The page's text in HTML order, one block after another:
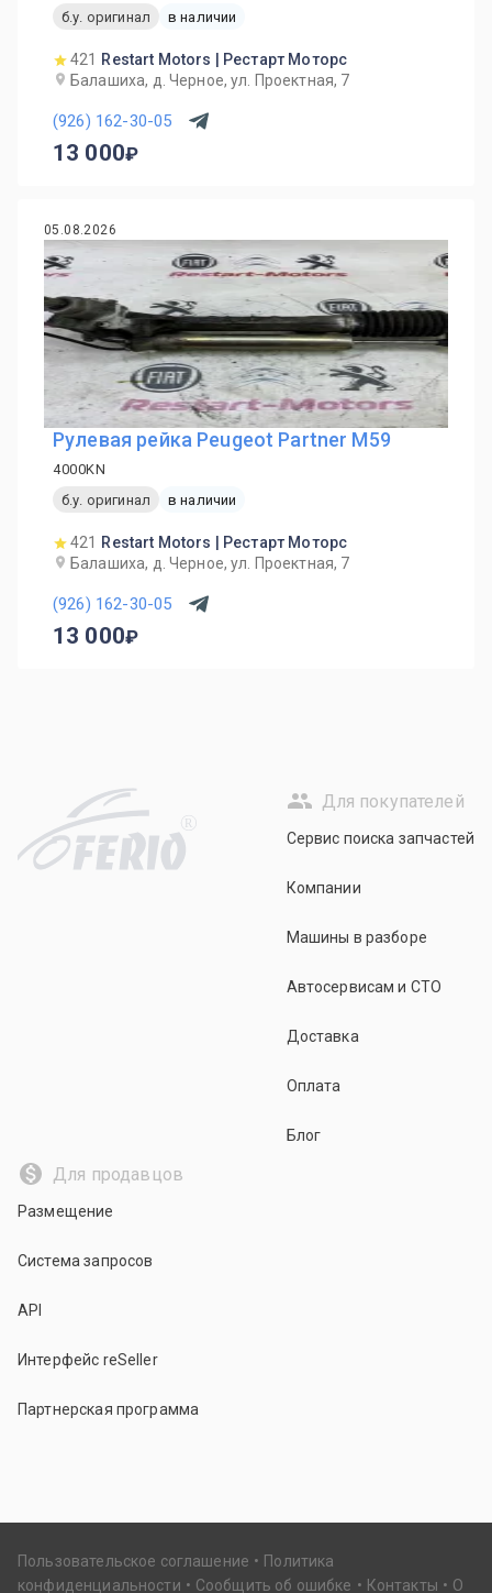
б.у. оригинал
в наличии
421
Restart Motors | Рестарт Моторс
Балашиха, д. Черное, ул. Проектная, 7
(926) 162-30-05
13 000
05.08.2026
Рулевая рейка Peugeot Partner M59
4000KN
б.у. оригинал
в наличии
421
Restart Motors | Рестарт Моторс
Балашиха, д. Черное, ул. Проектная, 7
(926) 162-30-05
13 000
R
Для покупателей
Сервис поиска запчастей
Компании
Машины в разборе
Автосервисам и СТО
Доставка
Оплата
Блог
Для продавцов
Размещение
Система запросов
API
Интерфейс reSeller
Партнерская программа
Пользовательское соглашение
Политика
конфиденциальности
Сообщить об ошибке Контакты О